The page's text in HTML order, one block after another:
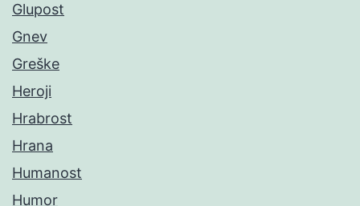
Glupost
Gnev
Greške
Heroji
Hrabrost
Hrana
Humanost
Humor